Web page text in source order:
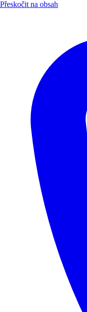
Přeskočit na obsah